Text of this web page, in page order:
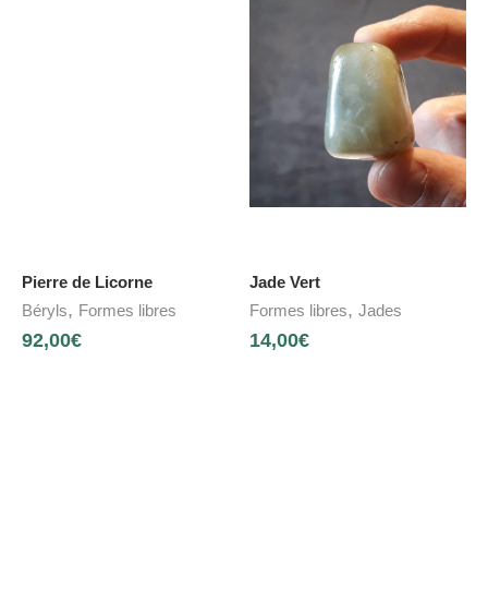
Pierre de Licorne
Béryls, Formes libres
92,00€
Jade Vert
Formes libres, Jades
14,00€